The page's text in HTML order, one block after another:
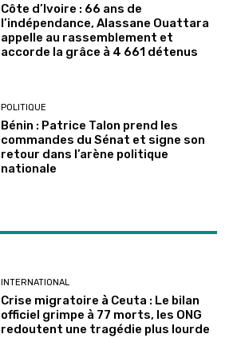
Côte d’Ivoire : 66 ans de
l’indépendance, Alassane Ouattara
appelle au rassemblement et
accorde la grâce à 4 661 détenus
POLITIQUE
Bénin : Patrice Talon prend les
commandes du Sénat et signe son
retour dans l’arène politique
nationale
INTERNATIONAL
Crise migratoire à Ceuta : Le bilan
officiel grimpe à 77 morts, les ONG
redoutent une tragédie plus lourde